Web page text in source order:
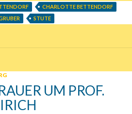
CHARLOTTE BETTENDORF
STUTE
UM PROF.